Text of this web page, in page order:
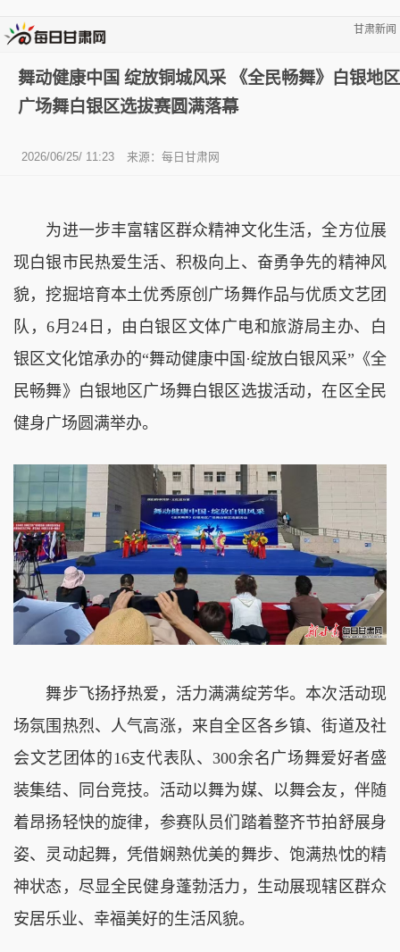
甘肃新闻
舞动健康中国 绽放铜城风采 《全民畅舞》白银地区
广场舞白银区选拔赛圆满落幕
2026/06/25/ 11:23 来源： 每日甘肃网
为进一步丰富辖区群众精神文化生活，全方位展
现白银市民热爱生活、积极向上、奋勇争先的精神风
貌，挖掘培育本土优秀原创广场舞作品与优质文艺团
队，6月24日，由白银区文体广电和旅游局主办、白
银区文化馆承办的“舞动健康中国·绽放白银风采”《全
民畅舞》白银地区广场舞白银区选拔活动，在区全民
健身广场圆满举办。
舞步飞扬抒热爱，活力满满绽芳华。本次活动现
场氛围热烈、人气高涨，来自全区各乡镇、街道及社
会文艺团体的16支代表队、300余名广场舞爱好者盛
装集结、同台竞技。活动以舞为媒、以舞会友，伴随
着昂扬轻快的旋律，参赛队员们踏着整齐节拍舒展身
姿、灵动起舞，凭借娴熟优美的舞步、饱满热忱的精
神状态，尽显全民健身蓬勃活力，生动展现辖区群众
安居乐业、幸福美好的生活风貌。